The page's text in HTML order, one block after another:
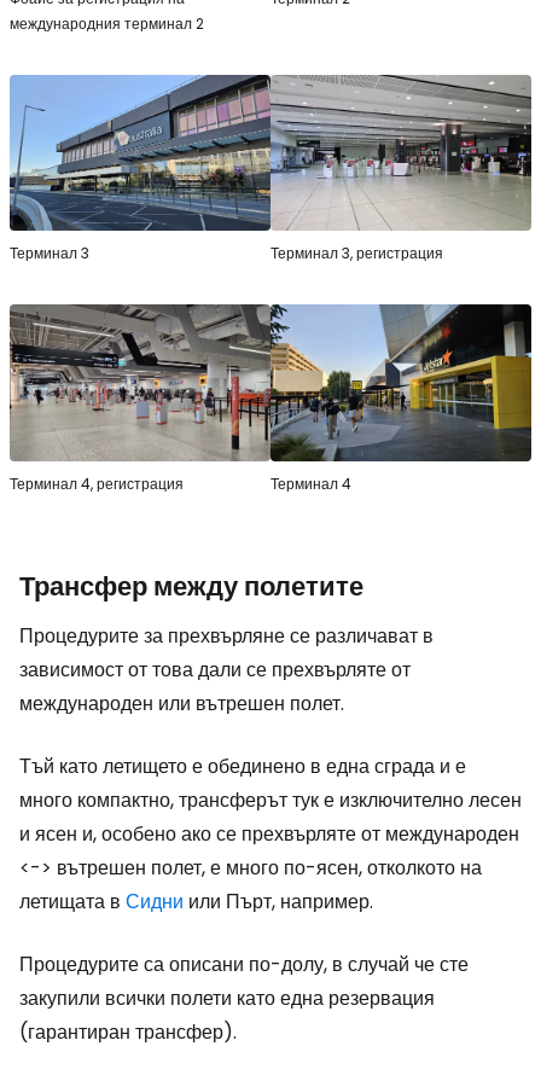
международния терминал 2
Терминал 3 Терминал 3, регистрация
Терминал 4, регистрация Терминал 4
Трансфер между полетите
Процедурите за прехвърляне се различават в
зависимост от това дали се прехвърляте от
международен или вътрешен полет.
Тъй като летището е обединено в една сграда и е
много компактно, трансферът тук е изключително лесен
и ясен и, особено ако се прехвърляте от международен
<-> вътрешен полет, е много по-ясен, отколкото на
летищата в Сидни или Пърт, например.
Процедурите са описани по-долу, в случай че сте
закупили всички полети като една резервация
(гарантиран трансфер).